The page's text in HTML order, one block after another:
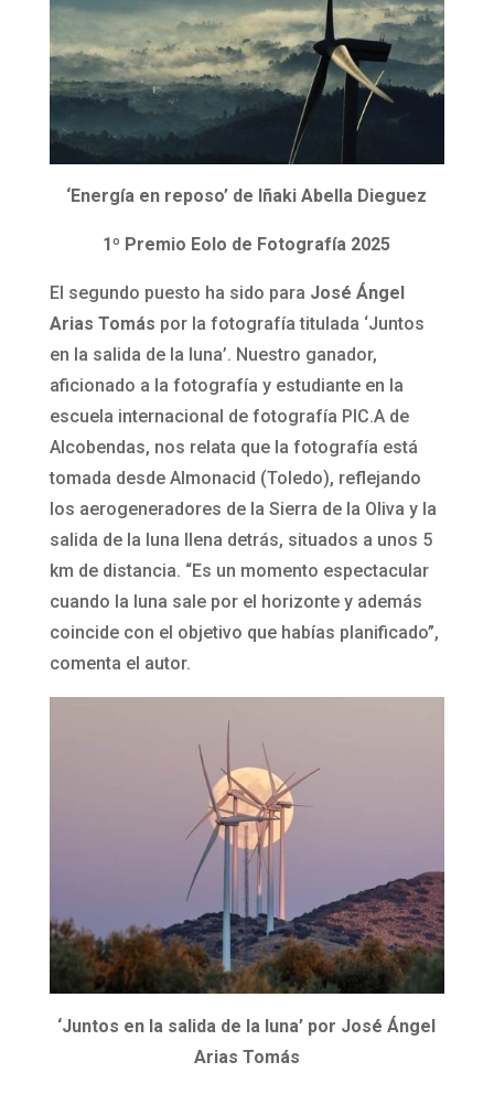
‘Energía en reposo’ de Iñaki Abella Dieguez
1º Premio Eolo de Fotografía 2025
El segundo puesto ha sido para José Ángel
Arias Tomás por la fotografía titulada ‘Juntos
en la salida de la luna’. Nuestro ganador,
aficionado a la fotografía y estudiante en la
escuela internacional de fotografía PIC.A de
Alcobendas, nos relata que la fotografía está
tomada desde Almonacid (Toledo), reflejando
los aerogeneradores de la Sierra de la Oliva y la
salida de la luna llena detrás, situados a unos 5
km de distancia. “Es un momento espectacular
cuando la luna sale por el horizonte y además
coincide con el objetivo que habías planificado”,
comenta el autor.
‘Juntos en la salida de la luna’ por José Ángel
Arias Tomás